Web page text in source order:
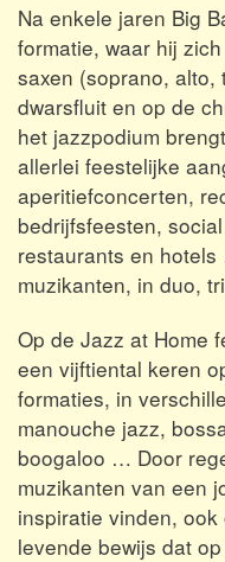
Na enkele jaren Big
formatie, waar hij
saxen (soprano,
dwarsfluit en op de
het jazzpodium
allerlei feestelijke
aperitiefconcerten,
bedrijfsfeesten,
restaurants en
muzikanten, in duo,
Op de Jazz at Home
een vijftiental keren
formaties, in
manouche jazz,
boogaloo … Door
muzikanten van een
inspiratie vinden,
levende bewijs dat